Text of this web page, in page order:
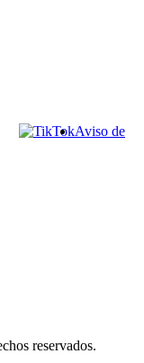
Aviso de
reservados.